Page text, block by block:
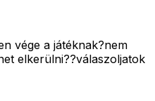
vége a játéknak?nem
elkerülni??válaszoljatok